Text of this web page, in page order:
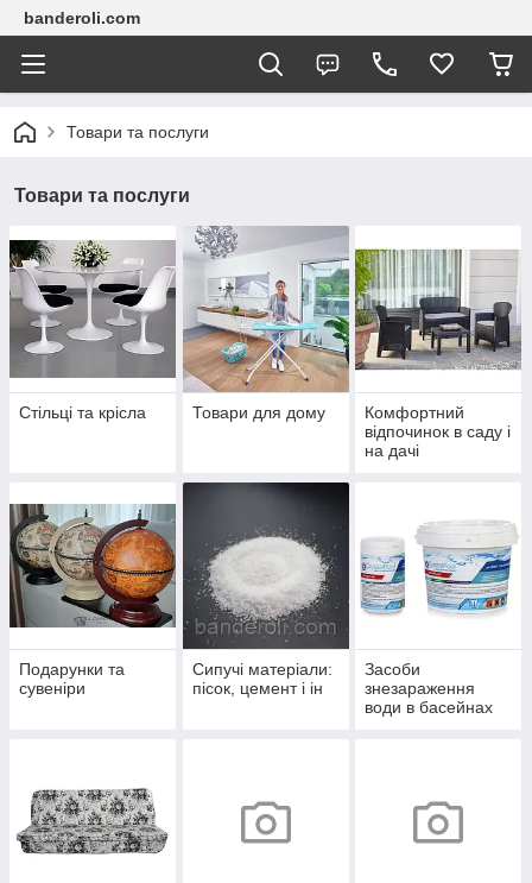
banderoli.com
Товари та послуги
Товари та послуги
Стільці та крісла Товари для дому
Комфортний
відпочинок в саду і
на дачі
Подарунки та
сувеніри
Сипучі матеріали:
пісок, цемент і ін
Засоби
знезараження
води в басейнах